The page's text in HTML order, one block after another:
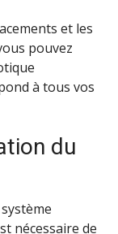
et les
pouvez
à tous vos
du
nécessaire de